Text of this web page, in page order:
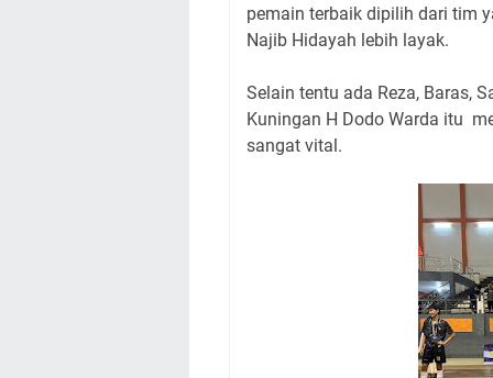
pemain terbaik dipilih dari tim
Najib Hidayah lebih layak.
Selain tentu ada Reza, Baras,
Kuningan H Dodo Warda itu
sangat vital.